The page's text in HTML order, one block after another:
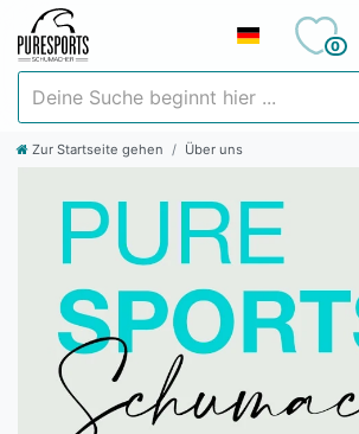
0
Zur Startseite gehen Über uns